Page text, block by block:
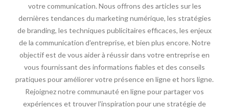
votre communication. Nous offrons des articles sur les
dernières tendances du marketing numérique, les stratégies
de branding, les techniques publicitaires efficaces, les enjeux
de la communication d'entreprise, et bien plus encore. Notre
objectif est de vous aider à réussir dans votre entreprise en
vous fournissant des informations fiables et des conseils
pratiques pour améliorer votre présence en ligne et hors ligne.
Rejoignez notre communauté en ligne pour partager vos
expériences et trouver l'inspiration pour une stratégie de